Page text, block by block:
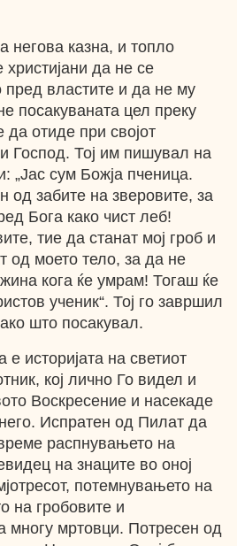
негова казна, и топло
христијани да не се
пред властите и да не му
посакуваната цел преку
да отиде при својот
Господ. Тој им пишувал на
„Јас сум Божја пченица.
од забите на зверовите, за
Бога како чист леб!
тие да станат мој гроб и
од моето тело, за да не
кога ќе умрам! Тогаш ќе
ученик“. Тој го завршил
што посакувал.
е историјата на светиот
кој лично Го видел и
Воскресение и насекаде
Испратен од Пилат да
распнувањето на
на знаците во оној
потемнувањето на
на гробовите и
многу мртовци. Потресен од